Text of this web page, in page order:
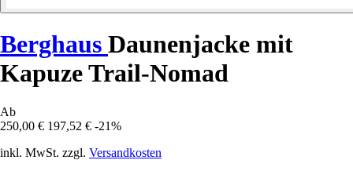
Berghaus Daunenjacke mit
Kapuze Trail-Nomad
Ab
250,00 € 197,52 € -21%
inkl. MwSt. zzgl. Versandkosten